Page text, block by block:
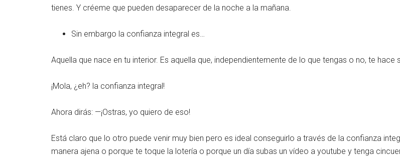
tienes. Y créeme que pueden desaparecer de la noche a la mañana.
Sin embargo la confianza integral es…
Aquella que nace en tu interior. Es aquella que, independientemente de lo que tengas o no, te hace
¡Mola, ¿eh? la confianza integral!
Ahora dirás: —¡Ostras, yo quiero de eso!
Está claro que lo otro puede venir muy bien pero es ideal conseguirlo a través de la confianza
manera ajena o porque te toque la lotería o porque un día subas un vídeo a youtube y tenga